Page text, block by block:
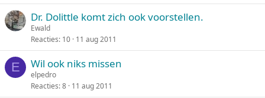
Dr. Dolittle komt zich ook voorstellen.
Ewald
Reacties 10 11 aug 2011
E Wil ook niks missen
elpedro
Reacties 8 11 aug 2011